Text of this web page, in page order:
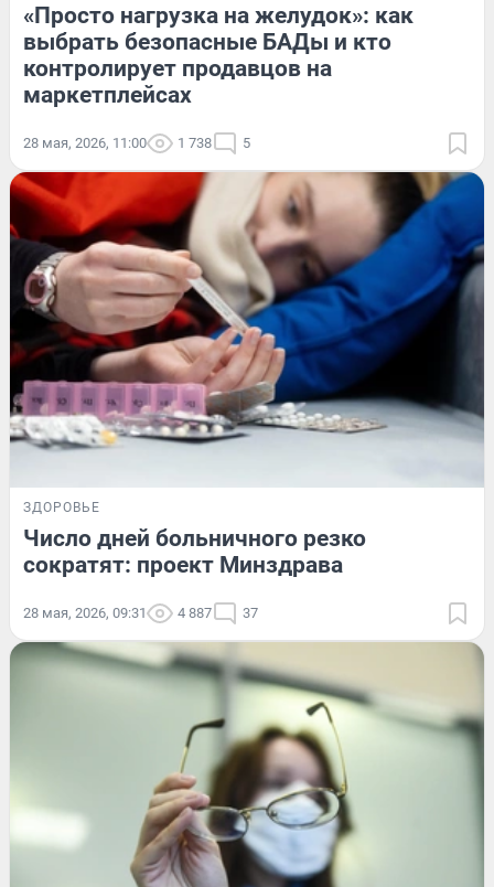
«Просто нагрузка на желудок»: как
выбрать безопасные БАДы и кто
контролирует продавцов на
маркетплейсах
28 мая, 2026, 11:00 1 738 5
ЗДОРОВЬЕ
Число дней больничного резко
сократят: проект Минздрава
28 мая, 2026, 09:31 4 887 37